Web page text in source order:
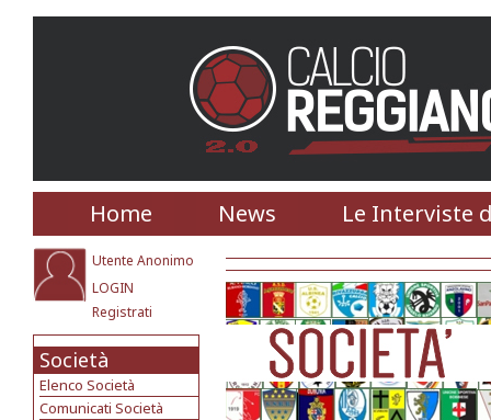
Home News Le Interviste
Utente Anonimo
LOGIN
Registrati
Società
Elenco Società
Comunicati Società